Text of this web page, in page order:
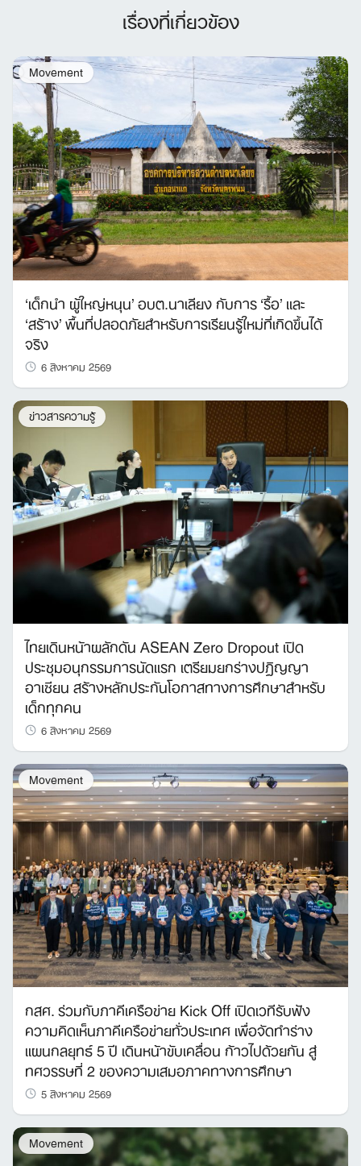
เรื่องที่เกี่ยวข้อง
Movement
‘เด็กนำ ผู้ใหญ่หนุน’ อบต.นาเลียง กับการ ‘รื้อ’ และ
‘สร้าง’ พื้นที่ปลอดภัยสำหรับการเรียนรู้ใหม่ที่เกิดขึ้นได้
จริง
6 สิงหาคม 2569
ข่าวสารความรู้
ไทยเดินหน้าผลักดัน ASEAN Zero Dropout เปิด
ประชุมอนุกรรมการนัดแรก เตรียมยกร่างปฏิญญา
อาเซียน สร้างหลักประกันโอกาสทางการศึกษาสำหรับ
เด็กทุกคน
6 สิงหาคม 2569
Movement
กสศ. ร่วมกับภาคีเครือข่าย Kick Off เปิดเวทีรับฟัง
ความคิดเห็นภาคีเครือข่ายทั่วประเทศ เพื่อจัดทำร่าง
แผนกลยุทธ์ 5 ปี เดินหน้าขับเคลื่อน ก้าวไปด้วยกัน สู่
ทศวรรษที่ 2 ของความเสมอภาคทางการศึกษา
5 สิงหาคม 2569
Movement